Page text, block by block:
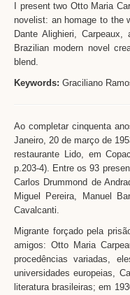
I present two Otto Maria
novelist: an homage to the
Dante Alighieri,
Brazilian modern novel
blend.
Keywords: Graciliano
Ao completar cinquenta
Janeiro, 20 de março de
restaurante Lido, em
p.203-4). Entre os 93
Carlos Drummond de
Miguel Pereira, Manuel
Cavalcanti.
Migrante forçado pela
amigos: Otto Maria
procedências variadas,
universidades europeias,
literatura brasileiras; em